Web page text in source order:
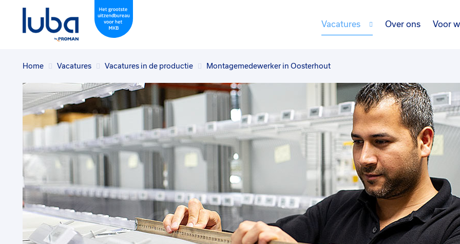
Vacatures Over ons Voor
Home Vacatures Vacatures in de productie Montagemedewerker in Oosterhout